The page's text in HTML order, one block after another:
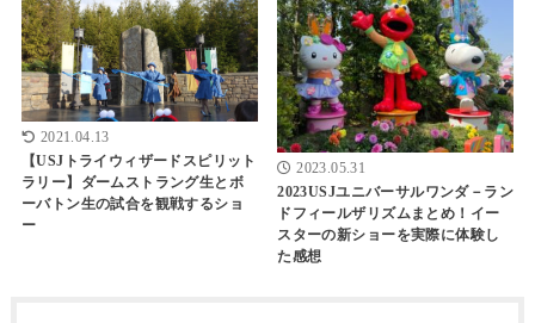
2021.04.13
【USJトライウィザードスピリット
ラリー】ダームストラング生とボ
ーバトン生の試合を観戦するショ
ー
2023.05.31
2023USJユニバーサルワンダ－ラン
ドフィールザリズムまとめ！イー
スターの新ショーを実際に体験し
た感想